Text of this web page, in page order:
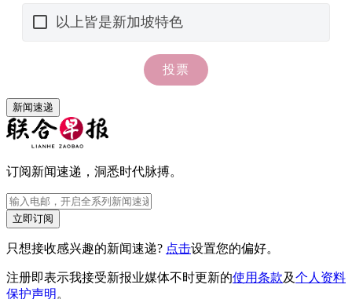
新闻速递
订阅新闻速递，洞悉时代脉搏。
立即订阅
只想接收感兴趣的新闻速递? 点击设置您的偏好。
注册即表示我接受新报业媒体不时更新的使用条款及个人资料
保护声明 。